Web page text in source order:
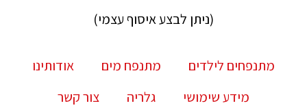
(ניתן לבצע איסוף עצמי)
מתנפחים לילדים מתנפח מים
אודותינו
מידע שימושי
גלריה צור קשר